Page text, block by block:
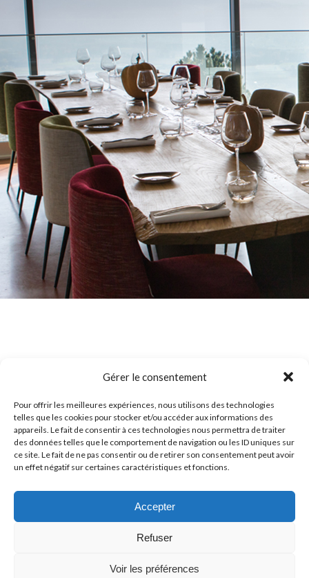
Gérer le consentement
Pour offrir les meilleures expériences, nous utilisons des technologies
telles que les cookies pour stocker et/ou accéder aux informations des
appareils. Le fait de consentir à ces technologies nous permettra de traiter
des données telles que le comportement de navigation ou les ID uniques sur
ce site. Le fait de ne pas consentir ou de retirer son consentement peut avoir
un effet négatif sur certaines caractéristiques et fonctions.
Accepter
Refuser
Voir les préférences
LES AVIS SUR NOTRE
RESTAURANT À CORENC